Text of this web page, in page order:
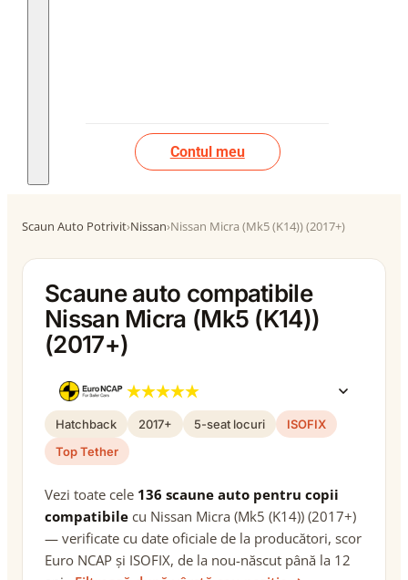
Contul meu
Scaun Auto Potrivit›Nissan›Nissan Micra (Mk5 (K14)) (2017+)
Scaune auto compatibile
Nissan Micra (Mk5 (K14))
(2017+)
Hatchback 2017+ 5-seat locuri
ISOFIX
Top Tether
Vezi toate cele 136 scaune auto pentru copii
compatibile cu Nissan Micra (Mk5 (K14)) (2017+)
— verificate cu date oficiale de la producători, scor
Euro NCAP și ISOFIX, de la nou-născut până la 12